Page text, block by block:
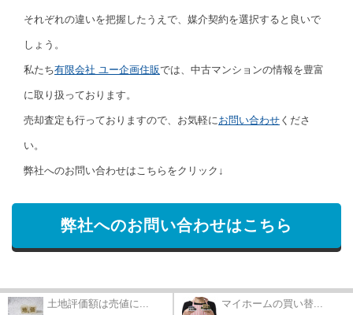
それぞれの違いを把握したうえで、媒介契約を選択すると良いで
しょう。
私たち有限会社 ユー企画住販では、中古マンションの情報を豊富
に取り扱っております。
売却査定も行っておりますので、お気軽にお問い合わせ くださ
い。
弊社へのお問い合わせはこちらをクリック↓
弊社へのお問い合わせはこちら
土地評価額は売値に... マイホームの買い替...